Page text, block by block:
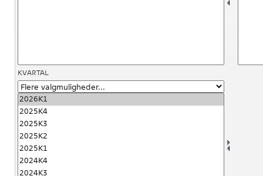
KVARTAL